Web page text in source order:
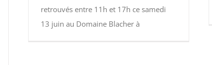
retrouvés entre 11h et 17h ce samedi
13 juin au Domaine Blacher à